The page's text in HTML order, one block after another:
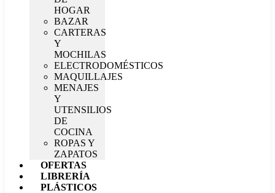
HOGAR
BAZAR
CARTERAS
Y
MOCHILAS
ELECTRODOMÉSTICOS
MAQUILLAJES
MENAJES
Y
UTENSILIOS
DE
COCINA
ROPAS Y
ZAPATOS
OFERTAS
LIBRERÍA
PLÁSTICOS